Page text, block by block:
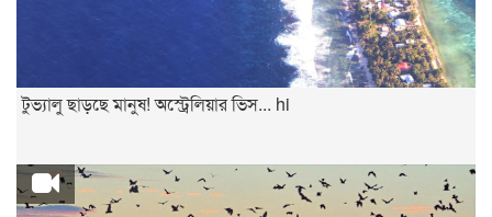
টুভ্যালু ছাড়ছে মানুষ! অস্ট্রেলিয়ার ভিস... hi